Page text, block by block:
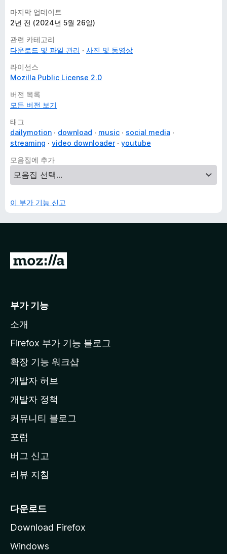
마지막 업데이트
2년 전 (2024년 5월 26일)
관련 카테고리
다운로드 및 파일 관리
사진 및 동영상
라이선스
Mozilla Public License 2.0
버전 목록
모든 버전 보기
태그
dailymotion
download music
social media
streaming
video downloader
youtube
모음집에 추가
이 부가 기능 신고
M
l
a
페
이
지
이
동
부가 기능
소개
Firefox 부가 기능 블로그
확장 기능 워크샵
개발자 허브
개발자 정책
커뮤니티 블로그
포럼
버그 신고
리뷰 지침
다운로드
Download Firefox
Windows